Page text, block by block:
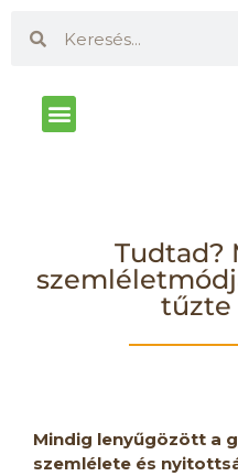
Tudtad?
tűzte
Mindig lenyűgözött a
szemlélete és